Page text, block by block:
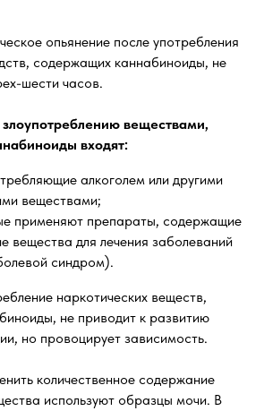
опьянение после употребления
содержащих каннабиноиды, не
шести часов.
злоупотреблению веществами,
входят:
алкоголем или другими
веществами;
применяют препараты, содержащие
вещества для лечения заболеваний
синдром).
наркотических веществ,
не приводит к развитию
но провоцирует зависимость.
количественное содержание
используют образцы мочи. В